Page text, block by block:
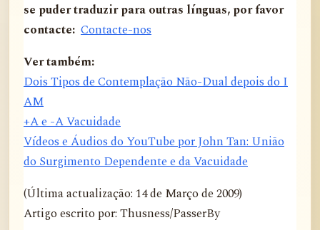
se puder traduzir para outras línguas, por favor
contacte: Contacte-nos
Ver também:
Dois Tipos de Contemplação Não-Dual depois do I
AM
+A e -A Vacuidade
Vídeos e Áudios do YouTube por John Tan: União
do Surgimento Dependente e da Vacuidade
(Última actualização: 14 de Março de 2009)
Artigo escrito por: Thusness/PasserBy